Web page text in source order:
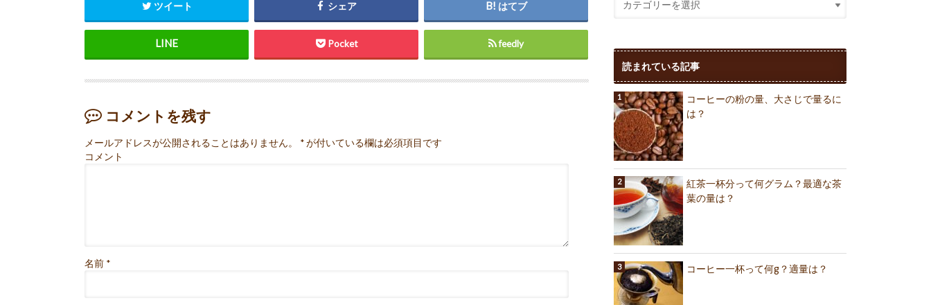
ツイート シェア はてブ
Pocket feedly
コメントを残す
メールアドレスが公開されることはありません。 *が付いている欄は必須項目です
コメント
名前 *
読まれている記事
コーヒーの粉の量、大さじで量るに
は？
紅茶一杯分って何グラム？最適な茶
葉の量は？
コーヒー一杯って何g？適量は？